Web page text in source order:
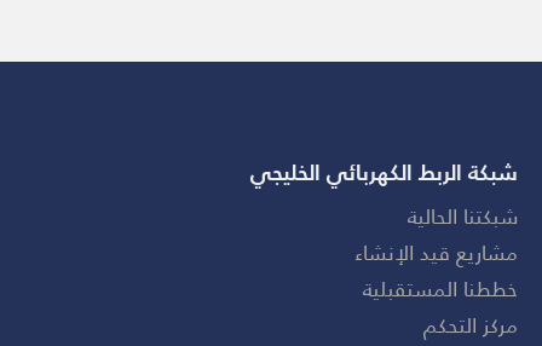
شبكة الربط الكهربائي الخليجي
شبكتنا الحالية
مشاريع قيد الإنشاء
خططنا المستقبلية
مركز التحكم